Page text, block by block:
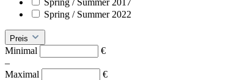
Spring / Summer 2022
Preis
Minimal
€
–
Maximal
€